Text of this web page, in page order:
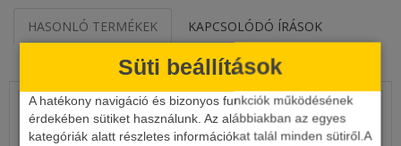
Süti beállítások
A hatékony navigáció és bizonyos funkciók működésének
érdekében sütiket használunk. Az alábbiakban az egyes
kategóriák alatt részletes információkat talál minden sütiről.A
HASONLÓ TERMÉKEK KAPCSOLÓDÓ ÍRÁSOK
KAPCSOLÓDÓ VIDEÓ